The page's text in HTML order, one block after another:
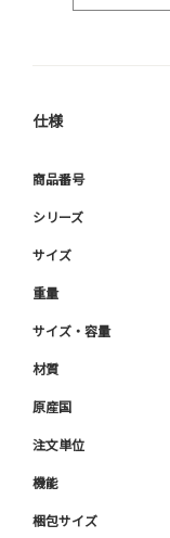
仕様
商品番号
シリーズ
サイズ
重量
サイズ・容量
材質
原産国
注文単位
機能
梱包サイズ